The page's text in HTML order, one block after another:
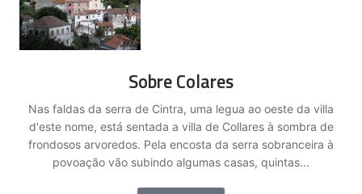
Sobre Colares
Nas faldas da serra de Cintra, uma legua ao oeste da villa
d'este nome, está sentada a villa de Collares à sombra de
frondosos arvoredos. Pela encosta da serra sobranceira à
povoação vão subindo algumas casas, quintas...